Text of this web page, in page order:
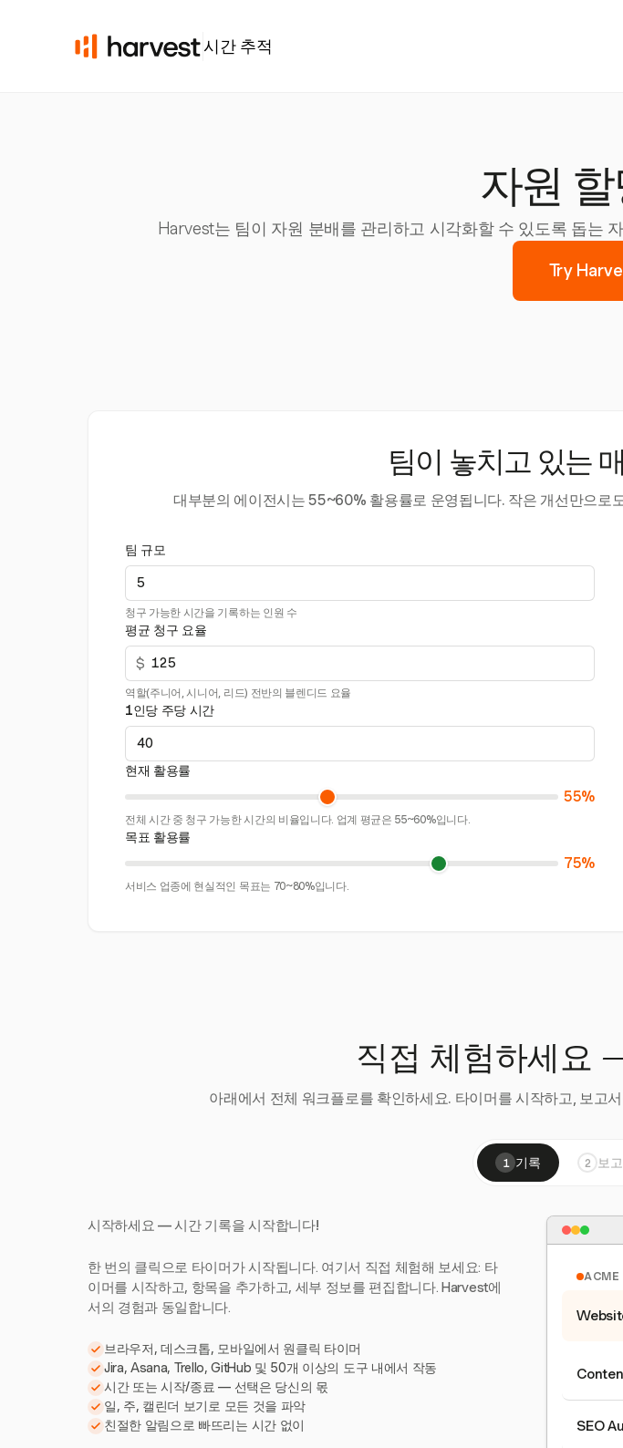
시간 추적
자원
Harvest는 팀이 자원 분배를 관리하고 시각화할 수 있도록 돕는
Try
팀이 놓치고 있는
대부분의 에이전시는 55~60% 활용률로 운영됩니다. 작은 개선만으로
팀 규모
청구 가능한 시간을 기록하는 인원 수
평균 청구 요율
$
역할(주니어, 시니어, 리드) 전반의 블렌디드 요율
1인당 주당 시간
현재 활용률
55%
전체 시간 중 청구 가능한 시간의 비율입니다. 업계 평균은 55~60%입니다.
목표 활용률
75%
서비스 업종에 현실적인 목표는 70~80%입니다.
직접 체험하세요
아래에서 전체 워크플로를 확인하세요. 타이머를 시작하고, 보고
1 기록 2 보
시작하세요 — 시간 기록을 시작합니다!
한 번의 클릭으로 타이머가 시작됩니다. 여기서 직접 체험해 보세요: 타
이머를 시작하고, 항목을 추가하고, 세부 정보를 편집합니다. Harvest에
서의 경험과 동일합니다.
브라우저, 데스크톱, 모바일에서 원클릭 타이머
Jira, Asana, Trello, GitHub 및 50개 이상의 도구 내에서 작동
시간 또는 시작/종료 — 선택은 당신의 몫
일, 주, 캘린더 보기로 모든 것을 파악
친절한 알림으로 빠뜨리는 시간 없이
ACME
SEO